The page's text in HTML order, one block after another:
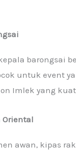
barongsai
untuk event
Imlek yang
Oriental
awan, kipas